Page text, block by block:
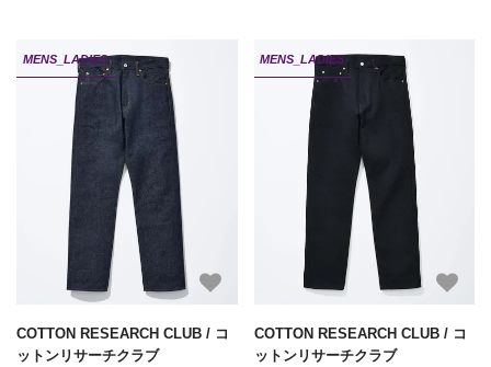
MENS_LADIES
COTTON RESEARCH CLUB / コ
ットンリサーチクラブ
MENS_LADIES
COTTON RESEARCH CLUB / コ
ットンリサーチクラブ